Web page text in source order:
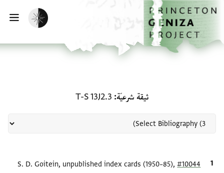
إلى المحتوى الرئيسي
الرئيسية
تفعيل الوضع المظلم
ثيقة شرعيّة T-S 13J2.3
الاقتباس المرجعيS. D. Goitein, unpublished index cards (1950–85),#10044